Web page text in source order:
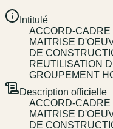
Intitulé
ACCORD-CADRE
MAITRISE
DE
REUTILISATION
GROUPEMENT
Description officielle
ACCORD-CADRE
MAITRISE
DE